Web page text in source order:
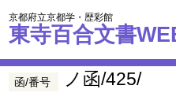
京都府立京都学・歴彩館
東寺百合文書
函/番号 ノ函/425/